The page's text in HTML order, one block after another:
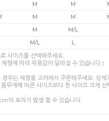
M M
M M
M M/L
M/L L
사이즈를 선택해주세요.
형에 따라 착용감이 달라질 수 있습니다.)
우는 체형을 고려해서 주문해주세요. 상체
무게에 따른 사이즈보다 한 사이즈 크게 선
의 오차가 발생 할 수 있습니다.